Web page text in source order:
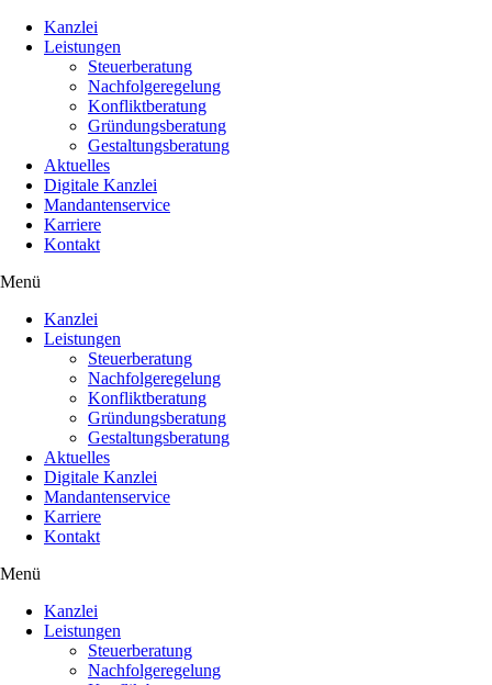
Kanzlei
Leistungen
Steuerberatung
Nachfolgeregelung
Konfliktberatung
Gründungsberatung
Gestaltungsberatung
Aktuelles
Digitale Kanzlei
Mandantenservice
Karriere
Kontakt
Menü
Kanzlei
Leistungen
Steuerberatung
Nachfolgeregelung
Konfliktberatung
Gründungsberatung
Gestaltungsberatung
Aktuelles
Digitale Kanzlei
Mandantenservice
Karriere
Kontakt
Menü
Kanzlei
Leistungen
Steuerberatung
Nachfolgeregelung